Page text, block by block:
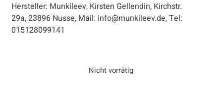
Hersteller: Munkileev, Kirsten Gellendin, Kirchstr.
29a, 23896 Nusse, Mail: info@munkileev.de, Tel:
015128099141
Nicht vorrätig